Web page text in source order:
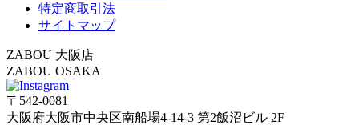
特定商取引法
サイトマップ
ZABOU 大阪店
ZABOU OSAKA
〒542-0081
大阪府大阪市中央区南船場4-14-3 第2飯沼ビル 2F